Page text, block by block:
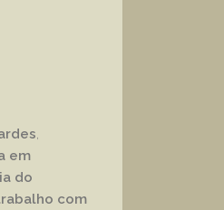
,
em
do
com